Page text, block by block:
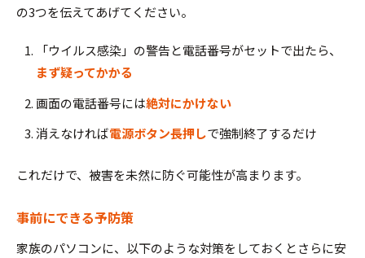
の3つを伝えてあげてください。
「ウイルス感染」の警告と電話番号がセットで出たら、
まず疑ってかかる
画面の電話番号には絶対にかけない
消えなければ電源ボタン長押しで強制終了するだけ
これだけで、被害を未然に防ぐ可能性が高まります。
事前にできる予防策
家族のパソコンに、以下のような対策をしておくとさらに安